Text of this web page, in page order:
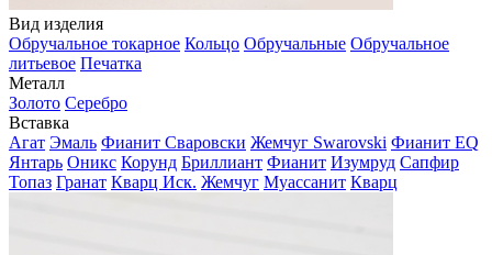
Вид изделия
Обручальное токарное Кольцо Обручальные Обручальное
литьевое Печатка
Металл
Золото Серебро
Вставка
Агат Эмаль Фианит Сваровски Жемчуг Swarovski Фианит EQ
Янтарь Оникс Корунд Бриллиант Фианит Изумруд Сапфир
Топаз Гранат Кварц Иск. Жемчуг Муассанит Кварц